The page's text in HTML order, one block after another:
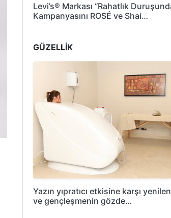
Levi’s® Markası “Rahatlık
Kampanyasını ROSÉ ve Shai…
GÜZELLİK
Yazın yıpratıcı etkisine karşı
ve gençleşmenin gözde…